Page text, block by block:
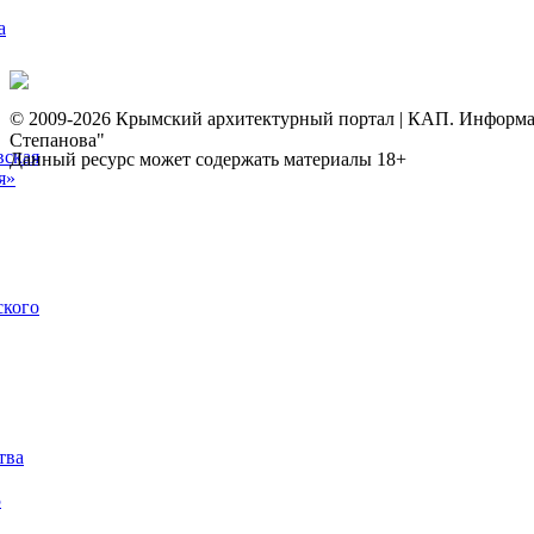
© 2009-2026 Крымский архитектурный портал | КАП.
Степанова"
Данный ресурс может содержать материалы 18+